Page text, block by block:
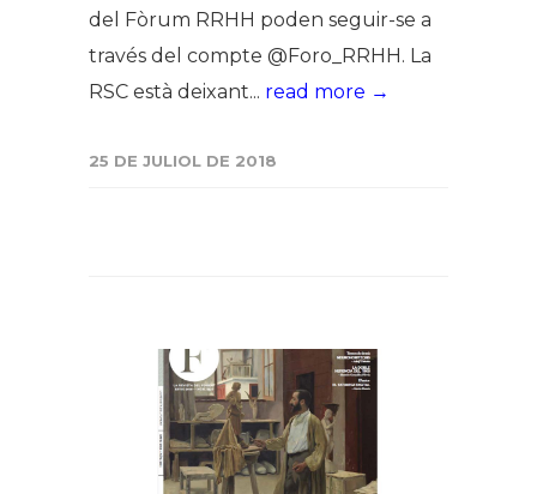
del Fòrum RRHH poden seguir-se a
través del compte @Foro_RRHH. La
RSC està deixant... read more →
25 DE JULIOL DE 2018